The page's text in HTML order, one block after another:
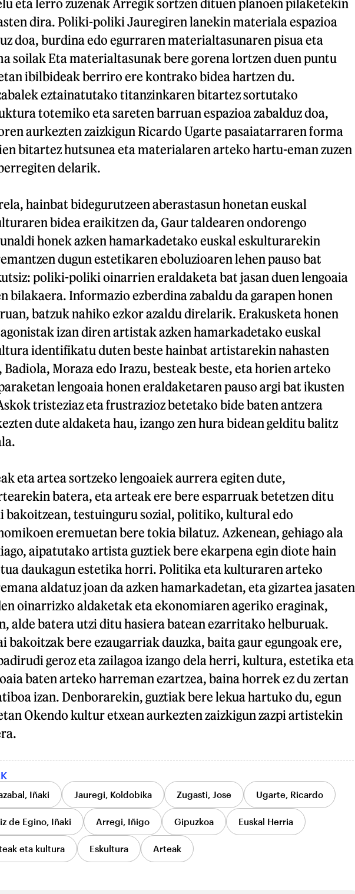
eta lerro zuzenak Arregik sortzen dituen planoen pilaketekin
dira. Poliki-poliki Jauregiren lanekin materiala espazioa
doa, burdina edo egurraren materialtasunaren pisua eta
soilak Eta materialtasunak bere gorena lortzen duen puntu
ibilbideak berriro ere kontrako bidea hartzen du.
eztainatutako titanzinkaren bitartez sortutako
totemiko eta sareten barruan espazioa zabalduz doa,
aurkezten zaizkigun Ricardo Ugarte pasaiatarraren forma
bitartez hutsunea eta materialaren arteko hartu-eman zuzen
delarik.
hainbat bidegurutzeen aberastasun honetan euskal
bidea eraikitzen da, Gaur taldearen ondorengo
honek azken hamarkadetako euskal eskulturarekin
dugun estetikaren eboluzioaren lehen pauso bat
poliki-poliki oinarrien eraldaketa bat jasan duen lengoaia
bilakaera. Informazio ezberdina zabaldu da garapen honen
batzuk nahiko ezkor azaldu direlarik. Erakusketa honen
izan diren artistak azken hamarkadetako euskal
identifikatu duten beste hainbat artistarekin nahasten
Badiola, Moraza edo Irazu, besteak beste, eta horien arteko
lengoaia honen eraldaketaren pauso argi bat ikusten
tristeziaz eta frustrazioz betetako bide baten antzera
dute aldaketa hau, izango zen hura bidean gelditu balitz
eta artea sortzeko lengoaiek aurrera egiten dute,
batera, eta arteak ere bere esparruak betetzen ditu
bakoitzean, testuinguru sozial, politiko, kultural edo
eremuetan bere tokia bilatuz. Azkenean, gehiago ala
aipatutako artista guztiek bere ekarpena egin diote hain
daukagun estetika horri. Politika eta kulturaren arteko
aldatuz joan da azken hamarkadetan, eta gizartea jasaten
oinarrizko aldaketak eta ekonomiaren ageriko eraginak,
alde batera utzi ditu hasiera batean ezarritako helburuak.
bakoitzak bere ezaugarriak dauzka, baita gaur egungoak ere,
geroz eta zailagoa izango dela herri, kultura, estetika eta
baten arteko harreman ezartzea, baina horrek ez du zertan
izan. Denborarekin, guztiak bere lekua hartuko du, egun
Okendo kultur etxean aurkezten zaizkigun zazpi artistekin
Iñaki Jauregi, Koldobika Zugasti, Jose Ugarte, Ricardo
de Egino, Iñaki Arregi, Iñigo Gipuzkoa Euskal Herria
eta kultura Eskultura Arteak